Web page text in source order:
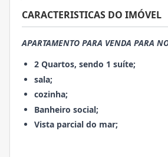
CARACTERISTICAS DO IMÓVEL
APARTAMENTO PARA VENDA PARA
2 Quartos, sendo 1 suíte;
sala;
cozinha;
Banheiro social;
Vista parcial do mar;